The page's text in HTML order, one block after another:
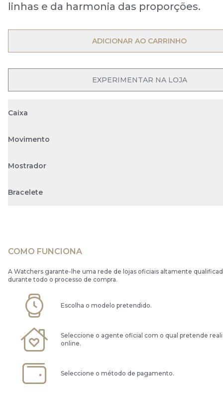
linhas e da harmonia das proporções.
OPEN MENU
ADICIONAR AO CARRINHO
OPEN MENU
EXPERIMENTAR NA LOJA
Caixa
Movimento
Mostrador
Bracelete
COMO FUNCIONA
A Watchers garante-lhe uma rede de lojas oficiais altamente
durante todo o processo de compra.
Escolha o modelo pretendido.
Seleccione o agente oficial com o qual pretende
online.
Seleccione o método de pagamento.